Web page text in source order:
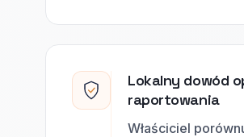
Lokalny dowód
raportowania
Właściciel